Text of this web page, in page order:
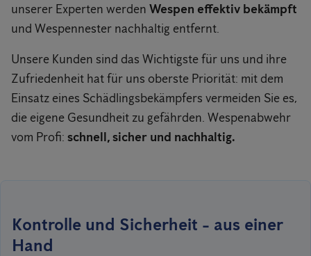
unserer Experten werden Wespen effektiv bekämpft
und Wespennester nachhaltig entfernt.
Unsere Kunden sind das Wichtigste für uns und ihre
Zufriedenheit hat für uns oberste Priorität: mit dem
Einsatz eines Schädlingsbekämpfers vermeiden Sie es,
die eigene Gesundheit zu gefährden. Wespenabwehr
vom Profi: schnell, sicher und nachhaltig.
Kontrolle und Sicherheit - aus einer
Hand